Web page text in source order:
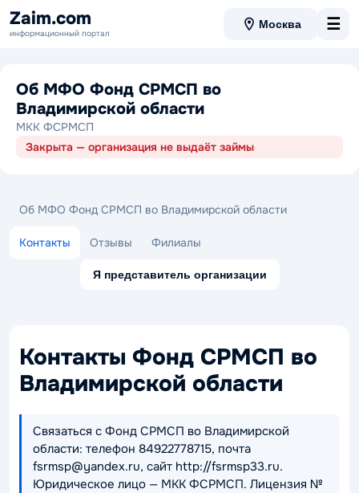
Zaim.com
информационный портал
Москва ☰
Об МФО Фонд СРМСП во
Владимирской области
МКК ФСРМСП
Закрыта — организация не выдаёт займы
Об МФО Фонд СРМСП во Владимирской области
Контакты Отзывы Филиалы
Я представитель организации
Контакты Фонд СРМСП во
Владимирской области
Связаться с Фонд СРМСП во Владимирской
области: телефон 84922778715, почта
fsrmsp@yandex.ru, сайт http://fsrmsp33.ru.
Юридическое лицо — МКК ФСРМСП. Лицензия №